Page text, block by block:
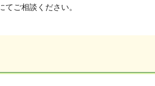
ご相談ください。